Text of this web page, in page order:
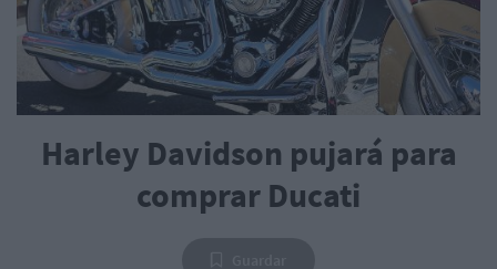
Harley Davidson pujará para
comprar Ducati